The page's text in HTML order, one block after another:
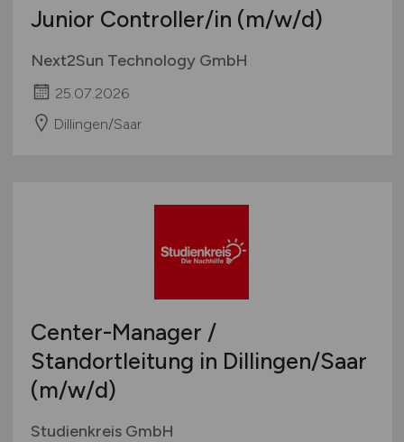
Junior Controller/in (m/w/d)
Next2Sun Technology GmbH
25.07.2026
Dillingen/Saar
Center-Manager /
Standortleitung in Dillingen/Saar
(m/w/d)
Studienkreis GmbH